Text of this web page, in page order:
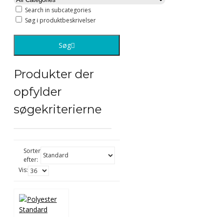
Search in subcategories
Søg i produktbeskrivelser
Søg
Produkter der
opfylder
søgekriterierne
Sorter
efter:
Vis: